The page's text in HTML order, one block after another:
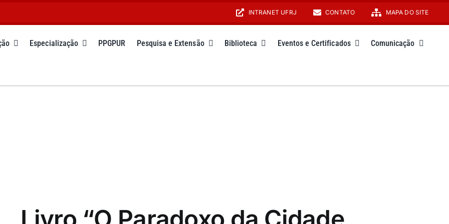
INTRANET UFRJ CONTATO MAPA DO SITE
Especialização PPGPUR Pesquisa e Extensão Biblioteca Eventos e Certificados Comunicação